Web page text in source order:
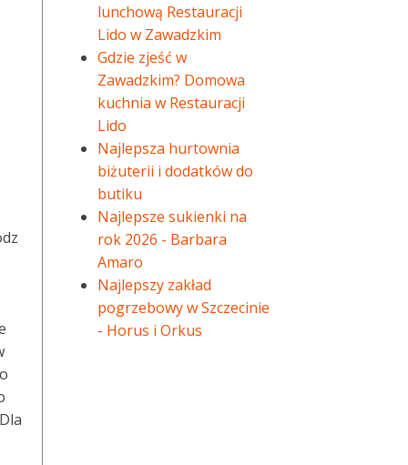
lunchową Restauracji
Lido w Zawadzkim
Gdzie zjeść w
Zawadzkim? Domowa
kuchnia w Restauracji
Lido
Najlepsza hurtownia
biżuterii i dodatków do
butiku
Najlepsze sukienki na
rok 2026 - Barbara
Amaro
Najlepszy zakład
pogrzebowy w Szczecinie
- Horus i Orkus